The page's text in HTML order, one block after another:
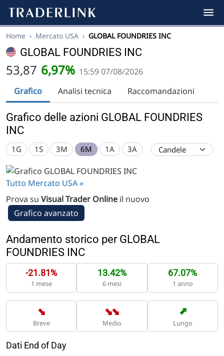
Home › Mercato USA › GLOBAL FOUNDRIES INC
GLOBAL FOUNDRIES INC
53,87 6,97% 15:59 07/08/2026
Grafico
Analisi tecnica Raccomandazioni
Grafico delle azioni GLOBAL FOUNDRIES
INC
1G 1S 3M 6M 1A 3A
Tutto Mercato USA »
Prova su Visual Trader Online il nuovo
Grafico avanzato
Andamento storico per GLOBAL
FOUNDRIES INC
-21.81%
1 mese
13.42%
6 mesi
67.07%
1 anno
➡
Breve
➡
➡
Medio
➡
Lungo
Dati End of Day